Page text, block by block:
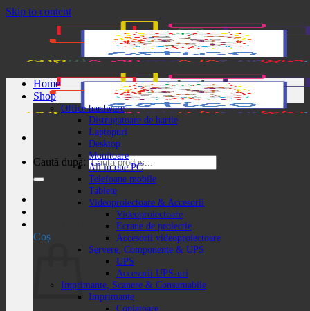
Skip to content
Caută după:
Autentificare / Înregistrare
Coș
Home
Shop
Office hardware
Distrugatoare de hartie
Laptopuri
Desktop
Monitoare
All in one PC
Telefoane mobile
Tablete
Videoproiectoare & Accesorii
Videoproiectoare
Ecrane de proiectie
Accesorii videoproiectoare
Servere, Componente & UPS
UPS
Accesorii UPS-uri
Imprimante, Scanere & Consumabile
Imprimante
Copiatoare